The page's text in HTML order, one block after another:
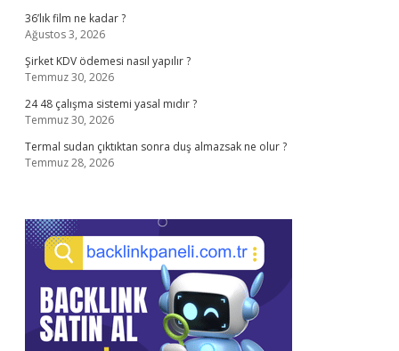
36’lık film ne kadar ?
Ağustos 3, 2026
Şirket KDV ödemesi nasıl yapılır ?
Temmuz 30, 2026
24 48 çalışma sistemi yasal mıdır ?
Temmuz 30, 2026
Termal sudan çıktıktan sonra duş almazsak ne olur ?
Temmuz 28, 2026